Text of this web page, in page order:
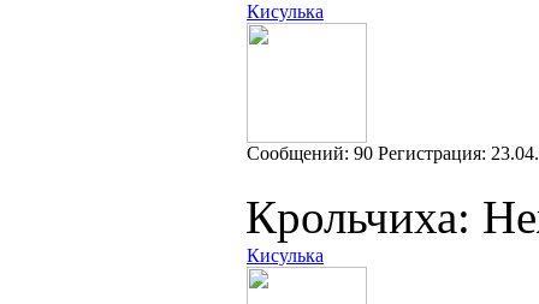
Кисулька
Cообщений: 90 Регистрация:
Крольчиха:
Кисулька